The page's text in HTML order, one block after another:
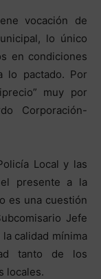
vocación de
lo único
en condiciones
lo pactado. Por
muy por
Corporación-
Local y las
presente a la
es una cuestión
Jefe
calidad mínima
tanto de los
locales.